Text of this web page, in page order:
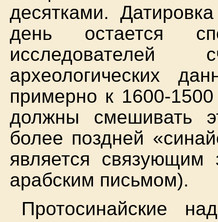
десятками.
день остается
археологических
примерно к 1600-
должны смешивать
более поздней
является
арабским письмом).
Протосинайские